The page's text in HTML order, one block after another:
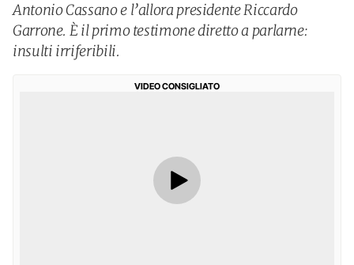
Antonio Cassano e l’allora presidente Riccardo
Garrone. È il primo testimone diretto a parlarne:
insulti irriferibili.
VIDEO CONSIGLIATO